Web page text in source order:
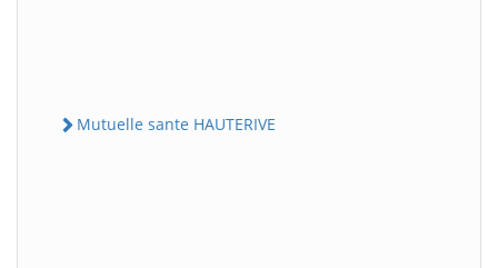
Mutuelle sante HAUTERIVE